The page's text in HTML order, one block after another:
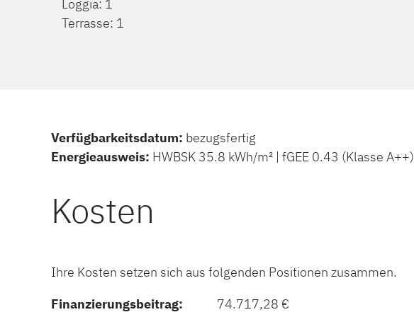
Loggia: 1
Terrasse: 1
Verfügbarkeitsdatum: bezugsfertig
Energieausweis: HWBSK 35.8 kWh/m² | fGEE 0.43 (Klasse A++)
Kosten
Ihre Kosten setzen sich aus folgenden Positionen zusammen.
Finanzierungsbeitrag:
74.717,28 €